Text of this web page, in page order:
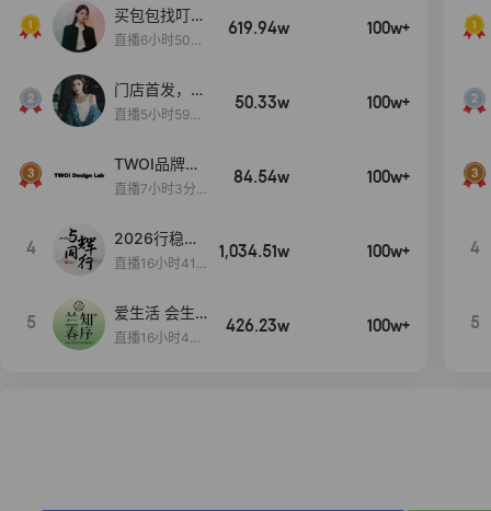
买包包找叮
当,一折购！
直播6小时50分
619.94w 100w+
门店首发，秋
款大上新！！
直播5小时59分
50.33w 100w+
TWOI品牌直
播间新款上
直播7小时3分5
84.54w 100w+
4
2026行稳致
远
直播16小时41
1,034.51w 100w+
5
爱生活 会生
活
直播16小时45
426.23w 100w+
4
5